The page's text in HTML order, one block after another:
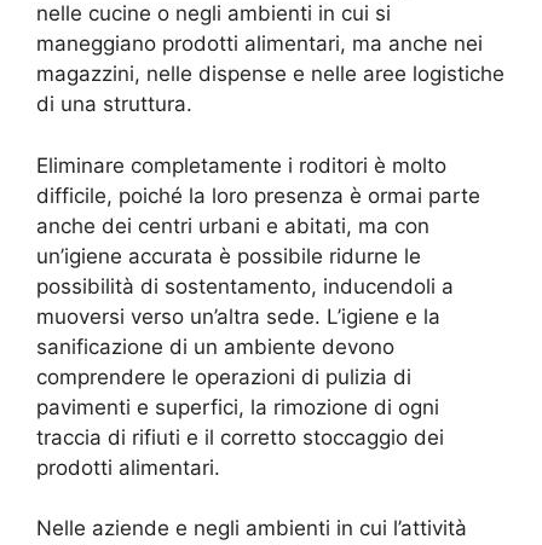
nelle cucine o negli ambienti in cui si
maneggiano prodotti alimentari, ma anche nei
magazzini, nelle dispense e nelle aree logistiche
di una struttura.
Eliminare completamente i roditori è molto
difficile, poiché la loro presenza è ormai parte
anche dei centri urbani e abitati, ma con
un’igiene accurata è possibile ridurne le
possibilità di sostentamento, inducendoli a
muoversi verso un’altra sede. L’igiene e la
sanificazione di un ambiente devono
comprendere le operazioni di pulizia di
pavimenti e superfici, la rimozione di ogni
traccia di rifiuti e il corretto stoccaggio dei
prodotti alimentari.
Nelle aziende e negli ambienti in cui l’attività